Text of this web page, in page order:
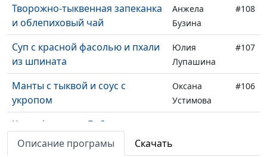
Творожно-тыквенная запеканка
и облепиховый чай
Анжела
Бузина
#108
Суп с красной фасолью и пхали
из шпината
Юлия
Лупашина
#107
Манты с тыквой и соус с
укропом
Оксана
Устимова
#106
Картофельная «Бабка» и
сметанный соус с томатами
Описание програмы Скачать